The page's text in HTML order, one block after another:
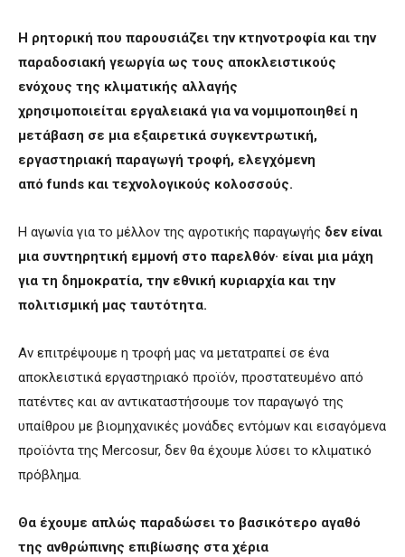
Η ρητορική που παρουσιάζει την κτηνοτροφία και την
παραδοσιακή γεωργία ως τους αποκλειστικούς
ενόχους της κλιματικής αλλαγής
χρησιμοποιείται εργαλειακά για να νομιμοποιηθεί η
μετάβαση σε μια εξαιρετικά συγκεντρωτική,
εργαστηριακή παραγωγή τροφή, ελεγχόμενη
από funds και τεχνολογικούς κολοσσούς.
Η αγωνία για το μέλλον της αγροτικής παραγωγής δεν είναι
μια συντηρητική εμμονή στο παρελθόν· είναι μια μάχη
για τη δημοκρατία, την εθνική κυριαρχία και την
πολιτισμική μας ταυτότητα.
Αν επιτρέψουμε η τροφή μας να μετατραπεί σε ένα
αποκλειστικά εργαστηριακό προϊόν, προστατευμένο από
πατέντες και αν αντικαταστήσουμε τον παραγωγό της
υπαίθρου με βιομηχανικές μονάδες εντόμων και εισαγόμενα
προϊόντα της Mercosur, δεν θα έχουμε λύσει το κλιματικό
πρόβλημα.
Θα έχουμε απλώς παραδώσει το βασικότερο αγαθό
της ανθρώπινης επιβίωσης στα χέρια